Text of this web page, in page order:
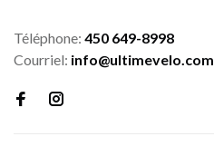
Téléphone: 450 649-8998
Courriel: info@ultimevelo.com